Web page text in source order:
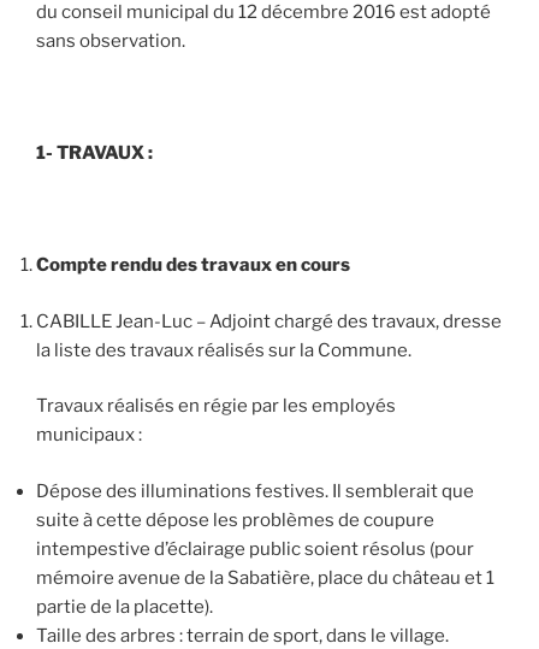
du conseil municipal du 12 décembre 2016 est adopté
sans observation.
1- TRAVAUX :
Compte rendu des travaux en cours
CABILLE Jean-Luc – Adjoint chargé des travaux, dresse
la liste des travaux réalisés sur la Commune.
Travaux réalisés en régie par les employés
municipaux :
Dépose des illuminations festives. Il semblerait que
suite à cette dépose les problèmes de coupure
intempestive d’éclairage public soient résolus (pour
mémoire avenue de la Sabatière, place du château et 1
partie de la placette).
Taille des arbres : terrain de sport, dans le village.